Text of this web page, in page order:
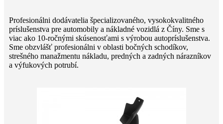
Profesionálni dodávatelia špecializovaného, ​​vysokokvalitného
príslušenstva pre automobily a nákladné vozidlá z Číny. Sme s
viac ako 10-ročnými skúsenosťami s výrobou autopríslušenstva.
Sme obzvlášť profesionálni v oblasti bočných schodíkov,
strešného manažmentu nákladu, predných a zadných nárazníkov
a výfukových potrubí.